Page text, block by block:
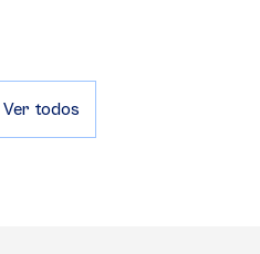
Ver todos